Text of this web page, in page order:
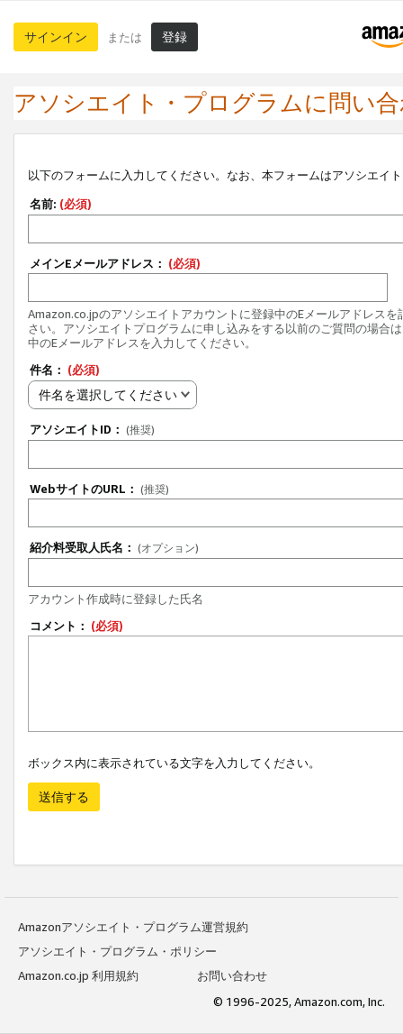
サインイン または 登録
アソシエイト・プログラムに問い
以下のフォームに入力してください。なお、本フォームはアソシエイ
名前: (必須)
メインEメールアドレス： (必須)
Amazon.co.jpのアソシエイトアカウントに登録中のEメールアドレスを
さい。アソシエイトプログラムに申し込みをする以前のご質問の場合
中のEメールアドレスを入力してください。
件名： (必須)
件名を選択してください
アソシエイトID： (推奨)
WebサイトのURL： (推奨)
紹介料受取人氏名： (オプション)
アカウント作成時に登録した氏名
コメント： (必須)
ボックス内に表示されている文字を入力してください。
送信する
Amazonアソシエイト・プログラム運営規約
アソシエイト・プログラム・ポリシー
Amazon.co.jp 利用規約
お問い合わせ
© 1996-2025, Amazon.com, Inc.